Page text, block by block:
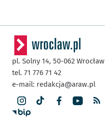
pl. Solny 14, 50-062 Wrocław
tel. 71 776 71 42
e-mail: redakcja@araw.pl